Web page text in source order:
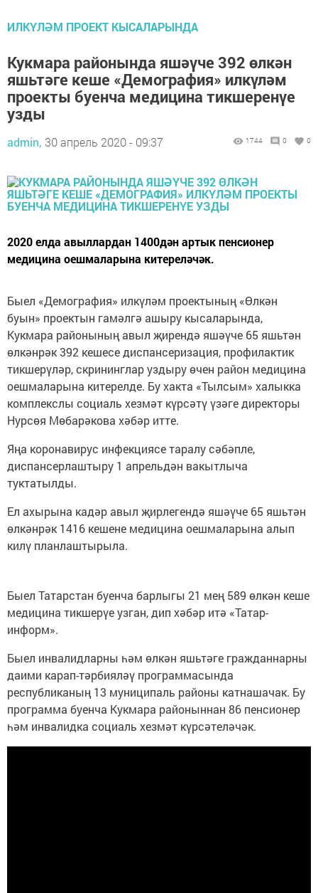
ИЛКҮЛӘМ ПРОЕКТ КЫСАЛАРЫНДА
Кукмара районында яшәүче 392 өлкән
яшьтәге кеше «Демография» илкүләм
проекты буенча медицина тикшеренүе
узды
admin, 30 апрель 2020 - 09:37 1744 0 0
2020 елда авыллардан 1400дән артык пенсионер
медицина оешмаларына китереләчәк.
Быел «Демография» илкүләм проектының «Өлкән
буын» проектын гамәлгә ашыру кысаларында,
Кукмара районының авыл җирендә яшәүче 65 яшьтән
өлкәнрәк 392 кешесе диспансеризация, профилактик
тикшерүләр, скрининглар уздыру өчен район медицина
оешмаларына китерелде. Бу хакта «Тылсым» халыкка
комплекслы социаль хезмәт күрсәтү үзәге директоры
Нурсөя Мөбарәкова хәбәр итте.
Яңа коронавирус инфекциясе таралу сәбәпле,
диспансерлаштыру 1 апрельдән вакытлыча
туктатылды.
Ел ахырына кадәр авыл җирлегендә яшәүче 65 яшьтән
өлкәнрәк 1416 кешене медицина оешмаларына алып
килү планлаштырыла.
Быел Татарстан буенча барлыгы 21 мең 589 өлкән кеше
медицина тикшерүе узган, дип хәбәр итә «Татар-
информ».
Быел инвалидларны һәм өлкән яшьтәге гражданнарны
даими карап-тәрбияләү программасында
республиканың 13 муниципаль районы катнашачак. Бу
программа буенча Кукмара районыннан 86 пенсионер
һәм инвалидка социаль хезмәт күрсәтеләчәк.